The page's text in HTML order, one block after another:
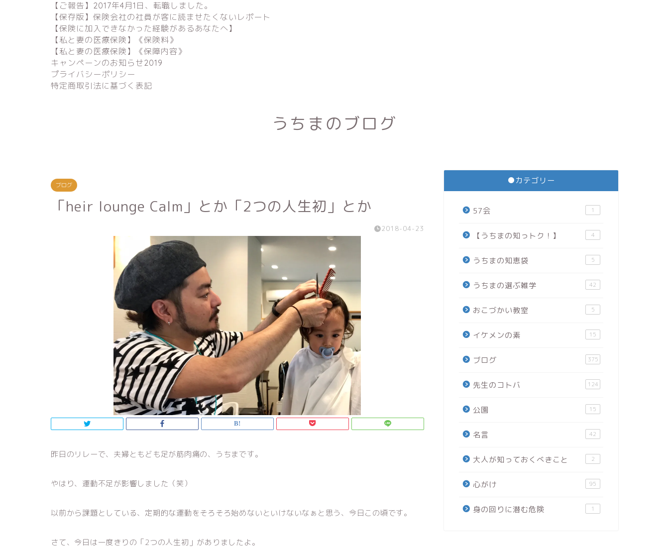
【ご報告】2017年4月1日、転職しました。
【保存版】保険会社の社員が客に読ませたくないレポート
【保険に加入できなかった経験があるあなたへ】
【私と妻の医療保険】《保険料》
【私と妻の医療保険】《保障内容》
キャンペーンのお知らせ2019
プライバシーポリシー
特定商取引法に基づく表記
うちまのブログ
ブログ
「heir lounge Calm」とか「2つの人生初」とか
2018-04-23
昨日のリレーで、夫婦ともども足が筋肉痛の、うちまです。
やはり、運動不足が影響しました（笑）
以前から課題としている、定期的な運動をそろそろ始めないといけないなぁと思う、今日この頃です。
さて、今日は一度きりの「2つの人生初」がありましたよ。
●カテゴリー
57会 1
【うちまの知っトク！】 4
うちまの知恵袋 5
うちまの選ぶ雑学 42
おこづかい教室 5
イケメンの素 15
ブログ 375
先生のコトバ 124
公園 15
名言 42
大人が知っておくべきこと 2
心がけ 95
身の回りに潜む危険 1